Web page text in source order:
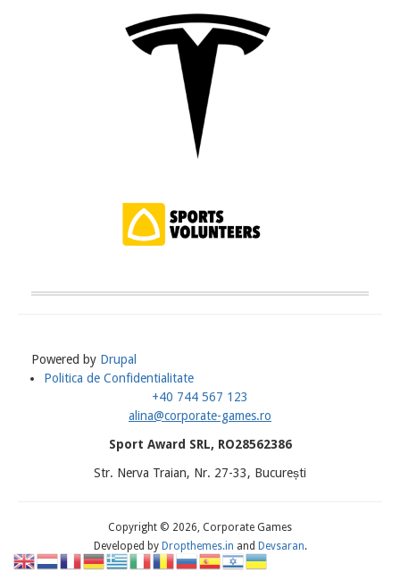
Powered by Drupal
Meniu
Politica de Confidentialitate
+40 744 567 123
alina@corporate-games.ro
Sport Award SRL, RO28562386
Str. Nerva Traian, Nr. 27-33, București
Copyright © 2026, Corporate Games
Developed by Dropthemes.in and Devsaran.